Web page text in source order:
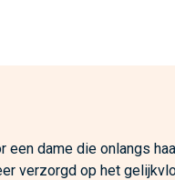
een dame die onlangs
verzorgd op het